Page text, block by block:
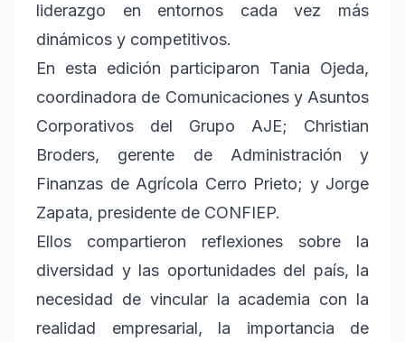
liderazgo en entornos cada vez más
dinámicos y competitivos.
En esta edición participaron Tania Ojeda,
coordinadora de Comunicaciones y Asuntos
Corporativos del Grupo AJE; Christian
Broders, gerente de Administración y
Finanzas de Agrícola Cerro Prieto; y Jorge
Zapata, presidente de CONFIEP.
Ellos compartieron reflexiones sobre la
diversidad y las oportunidades del país, la
necesidad de vincular la academia con la
realidad empresarial, la importancia de